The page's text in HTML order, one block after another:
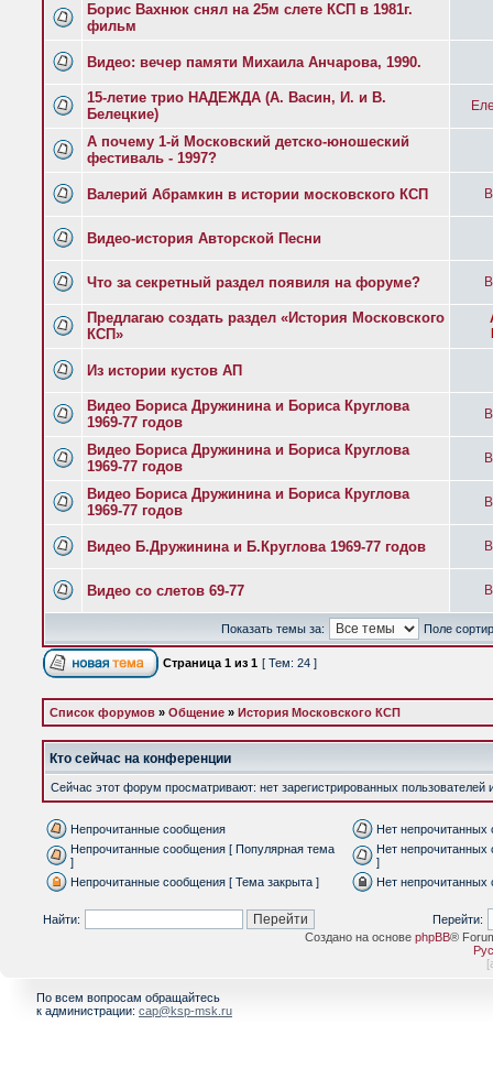
Борис Вахнюк снял на 25м слете КСП в 1981г.
фильм
Видео: вечер памяти Михаила Анчарова, 1990.
15-летие трио НАДЕЖДА (А. Васин, И. и В.
Белецкие)
А почему 1-й Московский детско-юношеский
фестиваль - 1997?
Валерий Абрамкин в истории московского КСП
Видео-история Авторской Песни
Что за секретный раздел появиля на форуме?
Предлагаю создать раздел «История Московского
КСП»
Из истории кустов АП
Видео Бориса Дружинина и Бориса Круглова
1969-77 годов
Видео Бориса Дружинина и Бориса Круглова
1969-77 годов
Видео Бориса Дружинина и Бориса Круглова
1969-77 годов
Видео Б.Дружинина и Б.Круглова 1969-77 годов
Видео со слетов 69-77
Показать темы за: Поле
Страница 1 из 1 [ Тем: 24 ]
Список форумов » Общение » История Московского КСП
Кто сейчас на конференции
Сейчас этот форум просматривают: нет зарегистрированных пользователей
Непрочитанные сообщения
Нет непрочитанных
Непрочитанные сообщения [ Популярная тема
]
Нет
]
Непрочитанные сообщения [ Тема закрыта ]
Нет непрочитанных
Найти:
Перейти:
Создано на основе phpBB®
[
По всем вопросам обращайтесь
к администрации: cap@ksp-msk.ru